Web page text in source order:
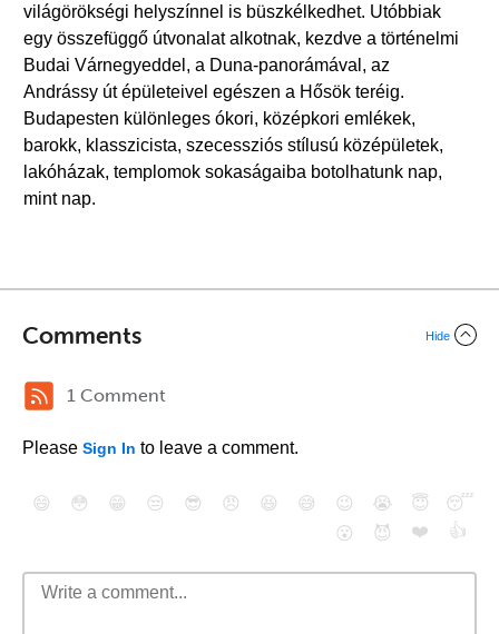
világörökségi helyszínnel is büszkélkedhet. Utóbbiak
egy összefüggő útvonalat alkotnak, kezdve a történelmi
Budai Várnegyeddel, a Duna-panorámával, az
Andrássy út épületeivel egészen a Hősök teréig.
Budapesten különleges ókori, középkori emlékek,
barokk, klasszicista, szecessziós stílusú középületek,
lakóházak, templomok sokaságaiba botolhatunk nap,
mint nap.
Comments Hide
1 Comment
Please Sign In to leave a comment.
😄 😳 😁 😒 😎 😠 😆 😅 😉 😭 😇
😴
😮
😈 ❤️ 👍